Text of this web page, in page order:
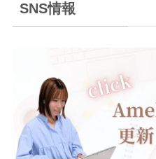
SNS情報